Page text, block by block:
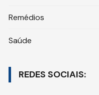
Remédios
Saúde
REDES SOCIAIS: